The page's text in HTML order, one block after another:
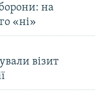
на
«ні»
візит